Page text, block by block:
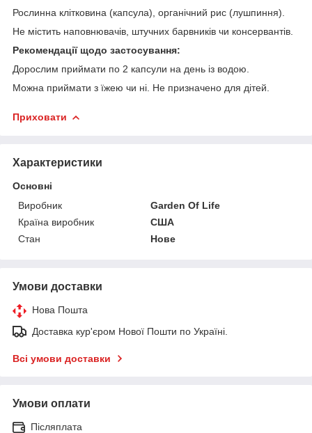
Рослинна клітковина (капсула), органічний рис (лушпиння).
Не містить наповнювачів, штучних барвників чи консервантів.
Рекомендації щодо застосування:
Дорослим приймати по 2 капсули на день із водою.
Можна приймати з їжею чи ні. Не призначено для дітей.
Приховати
Характеристики
Основні
Виробник
Garden Of Life
Країна виробник
США
Стан
Нове
Умови доставки
Нова Пошта
Доставка кур'єром Нової Пошти по Україні.
Всі умови доставки
Умови оплати
Післяплата